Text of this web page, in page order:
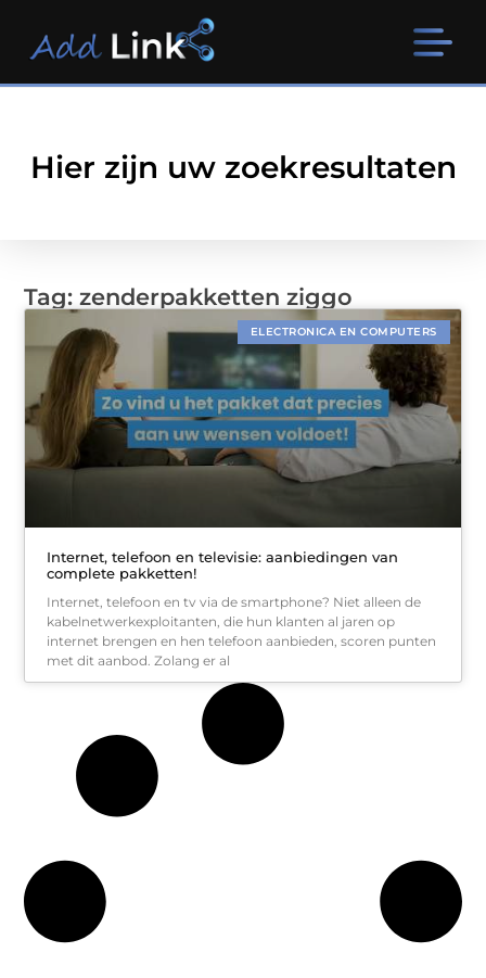
Hier zijn uw zoekresultaten
Tag: zenderpakketten ziggo
ELECTRONICA EN COMPUTERS
Internet, telefoon en televisie: aanbiedingen van
complete pakketten!
Internet, telefoon en tv via de smartphone? Niet alleen de
kabelnetwerkexploitanten, die hun klanten al jaren op
internet brengen en hen telefoon aanbieden, scoren punten
met dit aanbod. Zolang er al